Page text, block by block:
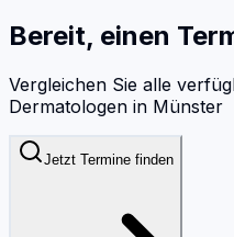
Bereit, einen
Vergleichen Sie alle
Dermatologen in Münster
Jetzt Termine finden